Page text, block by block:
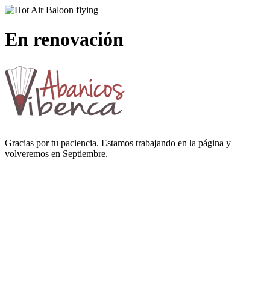
En renovación
Gracias por tu paciencia. Estamos trabajando en la página y
volveremos en Septiembre.